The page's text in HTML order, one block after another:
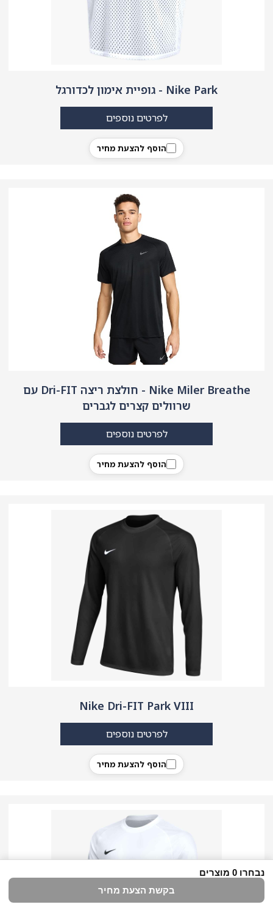
Nike Park - גופיית אימון לכדורגל
הוסף להצעת מחיר
לפרטים נוספים
Nike Miler Breathe - חולצת ריצה Dri-FIT עם
שרוולים קצרים לגברים
הוסף להצעת מחיר
לפרטים נוספים
Nike Dri-FIT Park VIII
הוסף להצעת מחיר
לפרטים נוספים
נבחרו 0 מוצרים
בקשת הצעת מחיר